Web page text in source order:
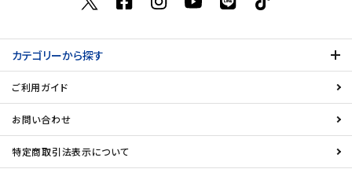
カテゴリーから探す
ご利用ガイド
お問い合わせ
特定商取引法表示について